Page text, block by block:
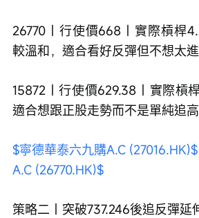
26770｜行使價668｜實際槓桿
較溫和，適合看好反彈但不想太
15872｜行使價629.38｜實際槓
適合想跟正股走勢而不是單純追
$寧德華泰六九購A.C (27016.HK)$
A.C (26770.HK)$
策略二｜突破737.246後追反彈延